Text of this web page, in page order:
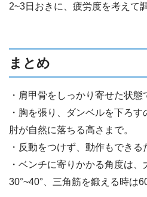
2~3日おきに、疲労度を考えて
まとめ
・肩甲骨をしっかり寄せた状態
・胸を張り、ダンベルを下ろ
肘が自然に落ちる高さまで。
・反動をつけず、動作もできる
・ベンチに寄りかかる角度は
30°~40°、三角筋を鍛える時は